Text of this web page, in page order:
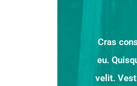
Cras
eu.
velit.